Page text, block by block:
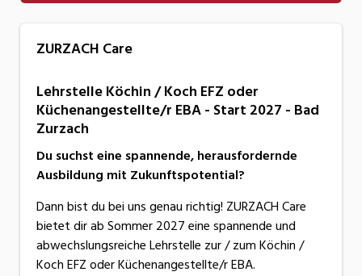
ZURZACH Care
Lehrstelle Köchin / Koch EFZ oder
Küchenangestellte/r EBA - Start 2027 - Bad
Zurzach
Du suchst eine spannende, herausfordernde
Ausbildung mit Zukunftspotential?
Dann bist du bei uns genau richtig! ZURZACH Care
bietet dir ab Sommer 2027 eine spannende und
abwechslungsreiche Lehrstelle zur / zum Köchin /
Koch EFZ oder Küchenangestellte/r EBA.